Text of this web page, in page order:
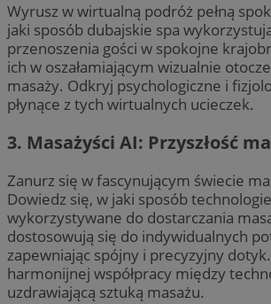
Wyrusz w wirtualną podróż pełną
jaki sposób dubajskie spa
przenoszenia gości w spokojne
ich w oszałamiającym wizualnie
masaży. Odkryj psychologiczne i
płynące z tych wirtualnych ucieczek.
3. Masażyści AI: Przyszłość
Zanurz się w fascynującym świecie
Dowiedz się, w jaki sposób
wykorzystywane do dostarczania
dostosowują się do indywidualnych
zapewniając spójny i precyzyjny
harmonijnej współpracy między
uzdrawiającą sztuką masażu.